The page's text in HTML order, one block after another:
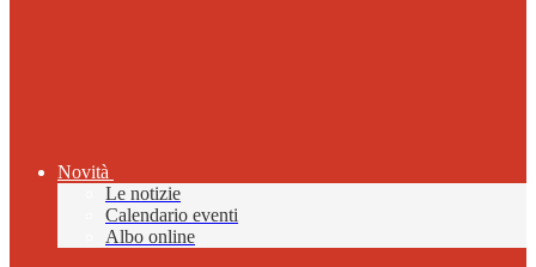
Novità
Le notizie
Calendario eventi
Albo online